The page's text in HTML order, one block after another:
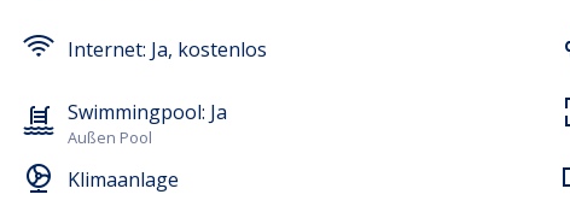
Internet: Ja, kostenlos
Swimmingpool: Ja
Außen Pool
Klimaanlage